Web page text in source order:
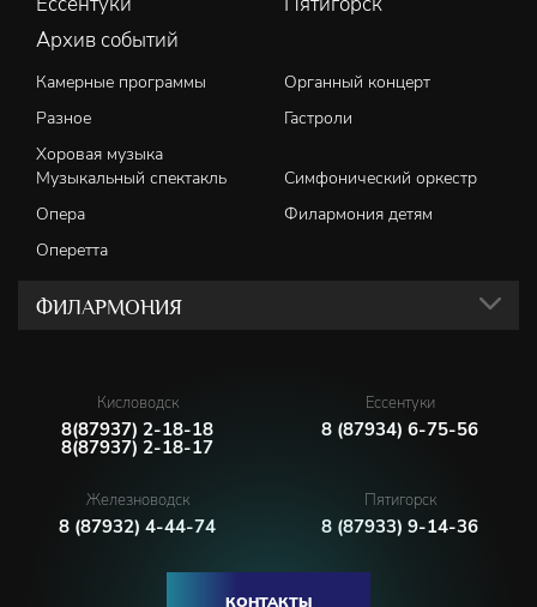
Архив событий
Камерные программы
Органный концерт
Разное
Гастроли
Хоровая музыка
Музыкальный спектакль
Симфонический оркестр
Опера
Филармония детям
Оперетта
ФИЛАРМОНИЯ
Кисловодск
8(87937) 2-18-18
8(87937) 2-18-17
Ессентуки
8 (87934) 6-75-56
Железноводск
8 (87932) 4-44-74
Пятигорск
8 (87933) 9-14-36
КОНТАКТЫ